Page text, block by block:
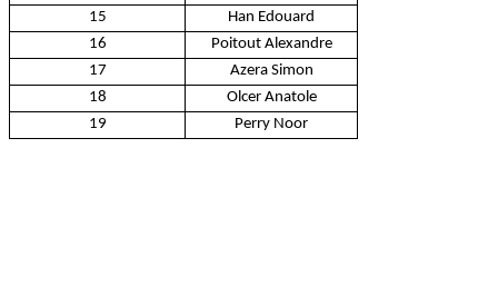
15
Han Edouard
16
Poitout Alexandre
17
Azera Simon
18
Olcer Anatole
19
Perry Noor